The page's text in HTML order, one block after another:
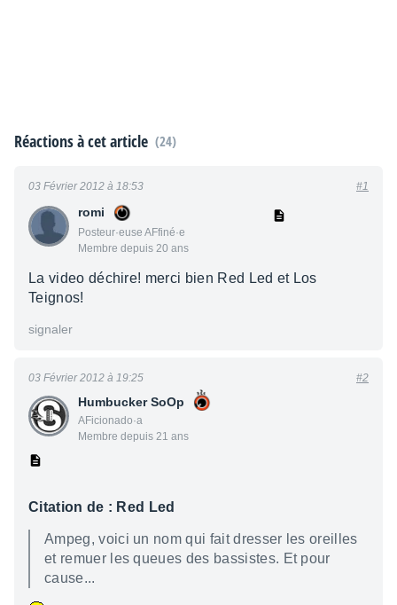
Réactions à cet article (24)
romi
Posteur·euse AFfiné·e
Membre depuis 20 ans
03 Février 2012 à 18:53 #1
La video déchire! merci bien Red Led et Los
Teignos!
signaler
Humbucker SoOp
AFicionado·a
Membre depuis 21 ans
03 Février 2012 à 19:25 #2
Citation de : Red Led
Ampeg, voici un nom qui fait dresser les oreilles
et remuer les queues des bassistes. Et pour
cause...